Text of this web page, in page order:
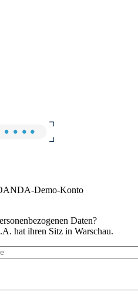
Demo-Konto
Daten?
hat ihren Sitz in Warschau.